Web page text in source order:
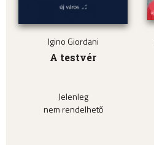
Igino Giordani
A testvér
Jelenleg
nem rendelhető